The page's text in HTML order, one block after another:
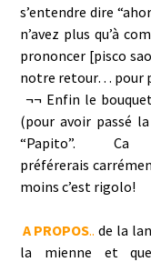
s’entendre dire
n’avez plus qu’à
prononcer [pisco
notre retour… pour
¬¬ Enfin le
(pour avoir passé la
“Papito”.
préférerais
moins c’est rigolo!
A PROPOS.. de la
la mienne et